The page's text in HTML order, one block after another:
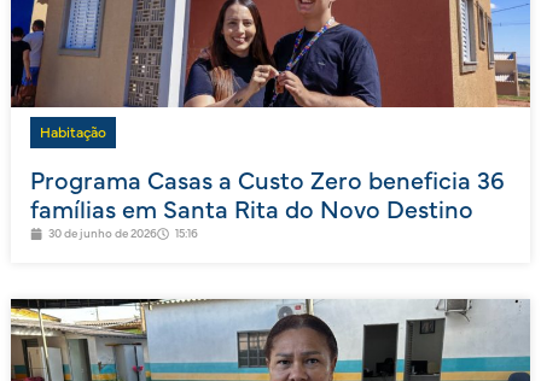
Habitação
Programa Casas a Custo Zero beneficia 36
famílias em Santa Rita do Novo Destino
30 de junho de 2026 15:16